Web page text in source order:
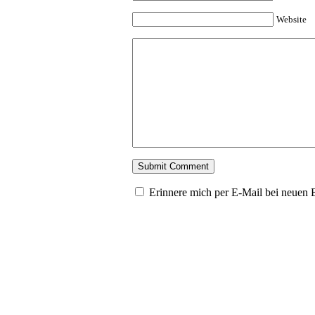
Website
Erinnere mich per E-Mail bei neuen